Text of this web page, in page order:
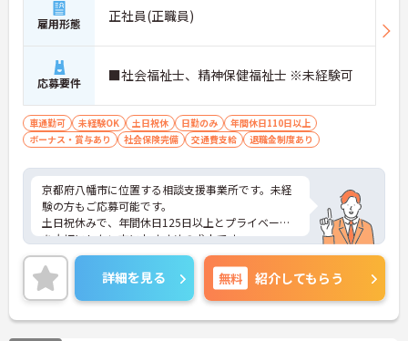
雇用形態 正社員(正職員)
応募要件 ■社会福祉士、精神保健福祉士 ※未経験可
車通勤可 未経験OK 土日祝休 日勤のみ
年間休日110日以上
ボーナス・賞与あり
社会保険完備 交通費支給 退職金制度あり
京都府八幡市に位置する相談支援事業所です。未経
験の方もご応募可能です。
土日祝休みで、年間休日125日以上とプライベート
を大切にしたい方におすすめの求人です。
ご興味のある方には、面接対策ポイントなど、さら
に詳細をお話しいたしますのでお気軽にご相談くだ
さい！
詳細を見る 無料 紹介してもらう